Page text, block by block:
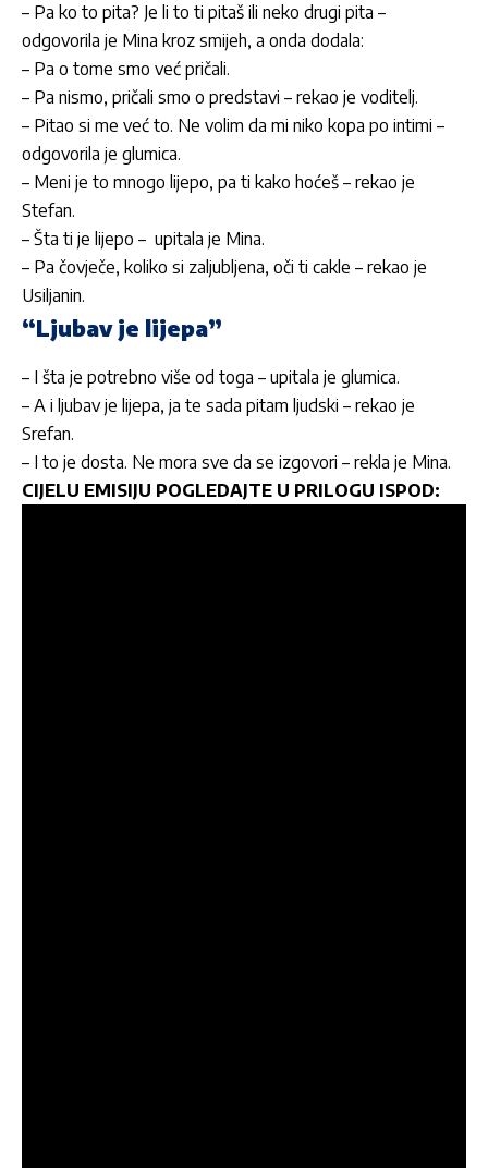
– Pa ko to pita? Je li to ti pitaš ili neko drugi pita –
odgovorila je Mina kroz smijeh, a onda dodala:
– Pa o tome smo već pričali.
– Pa nismo, pričali smo o predstavi – rekao je voditelj.
– Pitao si me već to. Ne volim da mi niko kopa po intimi –
odgovorila je glumica.
– Meni je to mnogo lijepo, pa ti kako hoćeš – rekao je
Stefan.
– Šta ti je lijepo – upitala je Mina.
– Pa čovječe, koliko si zaljubljena, oči ti cakle – rekao je
Usiljanin.
“Ljubav je lijepa”
– I šta je potrebno više od toga – upitala je glumica.
– A i ljubav je lijepa, ja te sada pitam ljudski – rekao je
Srefan.
– I to je dosta. Ne mora sve da se izgovori – rekla je Mina.
CIJELU EMISIJU POGLEDAJTE U PRILOGU ISPOD: